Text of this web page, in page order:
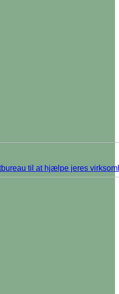
til at hjælpe jeres